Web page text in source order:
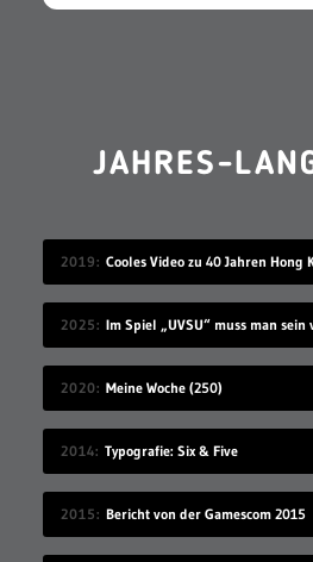
JAHRES-
2019 Cooles Video zu 40 Jahren Hong
2025
2020 Meine Woche (250)
2014 Typografie: Six & Five
2015 Bericht von der Gamescom 2015